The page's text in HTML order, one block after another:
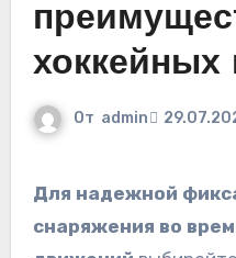
хоккейных
От admin
Для надежной фиксации спортивного
снаряжения во